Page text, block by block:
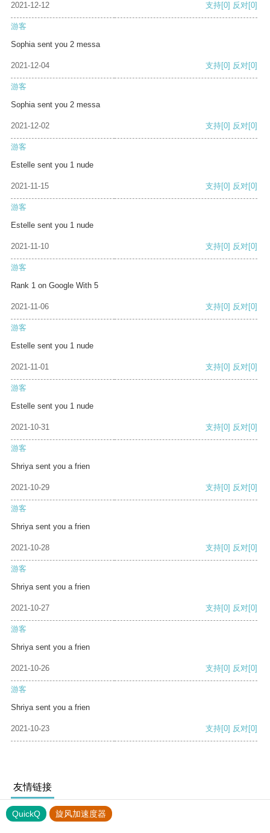
2021-12-12 支持[0] 反对[0]
游客
Sophia sent you 2 messa
2021-12-04 支持[0] 反对[0]
游客
Sophia sent you 2 messa
2021-12-02 支持[0] 反对[0]
游客
Estelle sent you 1 nude
2021-11-15 支持[0] 反对[0]
游客
Estelle sent you 1 nude
2021-11-10 支持[0] 反对[0]
游客
Rank 1 on Google With 5
2021-11-06 支持[0] 反对[0]
游客
Estelle sent you 1 nude
2021-11-01 支持[0] 反对[0]
游客
Estelle sent you 1 nude
2021-10-31 支持[0] 反对[0]
游客
Shriya sent you a frien
2021-10-29 支持[0] 反对[0]
游客
Shriya sent you a frien
2021-10-28 支持[0] 反对[0]
游客
Shriya sent you a frien
2021-10-27 支持[0] 反对[0]
游客
Shriya sent you a frien
2021-10-26 支持[0] 反对[0]
游客
Shriya sent you a frien
2021-10-23 支持[0] 反对[0]
友情链接
QuickQ 旋风加速度器